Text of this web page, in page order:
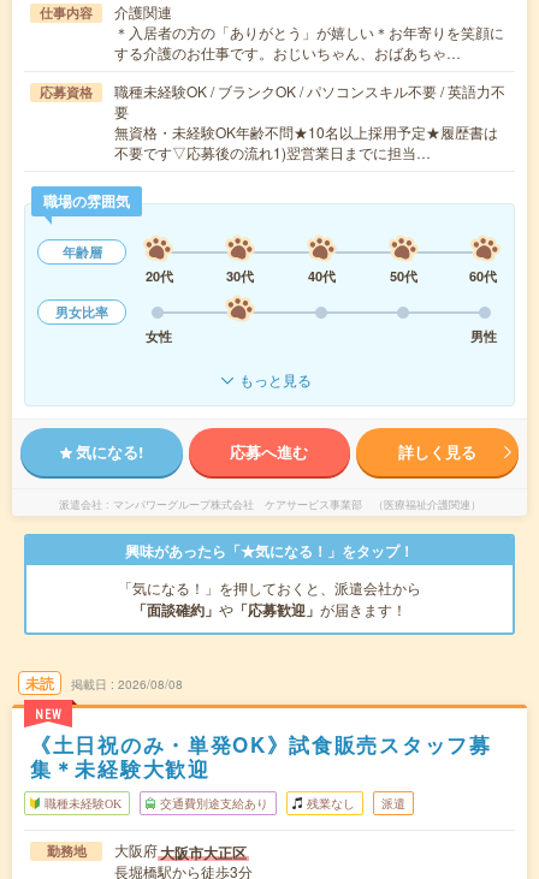
仕事内容
介護関連
＊入居者の方の「ありがとう」が嬉しい＊お年寄りを笑顔に
する介護のお仕事です。おじいちゃん、おばあちゃ…
応募資格
職種未経験OK / ブランクOK / パソコンスキル不要 / 英語力不
要
無資格・未経験OK年齢不問★10名以上採用予定★履歴書は
不要です▽応募後の流れ1)翌営業日までに担当…
職場の雰囲気
年齢層
20代
30代 40代 50代
60代
男女比率
女性
男性
もっと見る
気になる! 応募へ進む 詳しく見る
派遣会社 マンパワーグループ株式会社 ケアサービス事業部 （医療福祉介護関連）
興味があったら「★気になる！」をタップ！
「気になる！」を押しておくと、派遣会社から
「面談確約」 や 「応募歓迎」 が届きます！
未読
NEW
掲載日 2026/08/08
《土日祝のみ・単発OK》試食販売スタッフ募
集＊未経験大歓迎
職種未経験OK 交通費別途支給あり 残業なし 派遣
勤務地 大阪府大阪市大正区
長堀橋駅から徒歩3分